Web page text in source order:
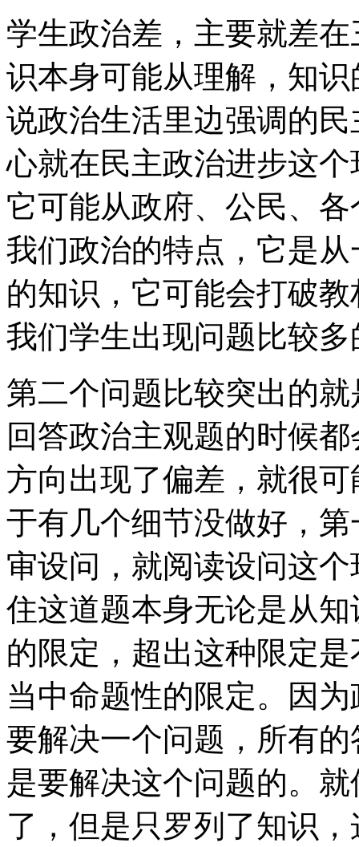
学生政治差，主要就差
识本身可能从理解，知
说政治生活里边强调的
心就在民主政治进步这
它可能从政府、公民、
我们政治的特点，它是
的知识，它可能会打破
我们学生出现问题比较多
第二个问题比较突出的
回答政治主观题的时候
方向出现了偏差，就很
于有几个细节没做好，
审设问，就阅读设问这
住这道题本身无论是从
的限定，超出这种限定
当中命题性的限定。因
要解决一个问题，所有
是要解决这个问题的。
了，但是只罗列了知识